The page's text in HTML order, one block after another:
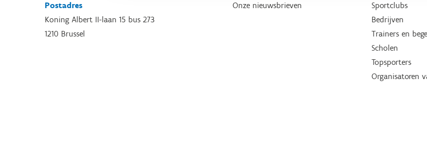
Postadres
Koning Albert II-laan 15 bus 273
1210 Brussel
Onze nieuwsbrieven
Sportclubs
Bedrijven
Trainers en
Scholen
Topsporters
Organisatoren